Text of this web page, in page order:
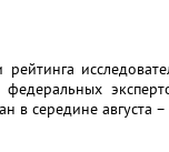
рейтинга
в середине августа